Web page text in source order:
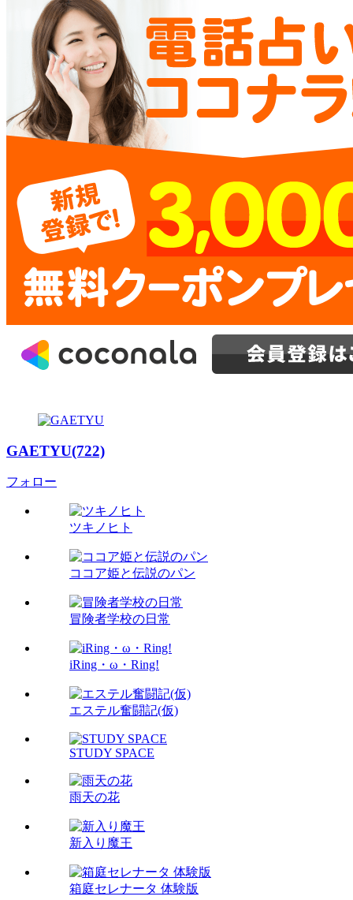
GAETYU(722)
フォロー
ツキノヒト
ココア姫と伝説のパン
冒険者学校の日常
iRing・ω・Ring!
エステル奮闘記(仮)
STUDY SPACE
雨天の花
新入り魔王
箱庭セレナータ 体験版